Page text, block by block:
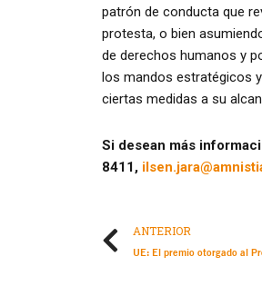
patrón de conducta que
protesta, o bien
de derechos humanos y
los mandos estratégicos
ciertas medidas a su
Si desean más
8411,
ANTERIOR